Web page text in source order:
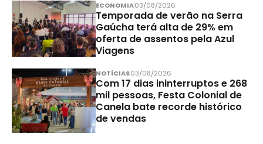
ECONOMIA03/08/2026
Temporada de verão na Serra
Gaúcha terá alta de 29% em
oferta de assentos pela Azul
Viagens
NOTÍCIAS03/08/2026
Com 17 dias ininterruptos e 268
mil pessoas, Festa Colonial de
Canela bate recorde histórico
de vendas